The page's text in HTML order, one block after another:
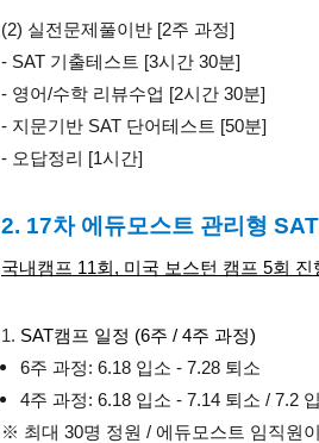
(2) 실전문제풀이반 [2주 과정]
- SAT 기출테스트 [3시간 30분]
- 영어/수학 리뷰수업 [2시간 30분]
- 지문기반 SAT 단어테스트 [50분]
- 오답정리 [1시간]
2. 17차 에듀모스트 관리형
국내캠프 11회, 미국 보스턴 캠프 5회 진
SAT캠프 일정 (6주 / 4주 과정)
6주 과정: 6.18 입소 - 7.28 퇴소
4주 과정: 6.18 입소 - 7.14 퇴소 / 7.2
※ 최대 30명 정원 / 에듀모스트 임직원